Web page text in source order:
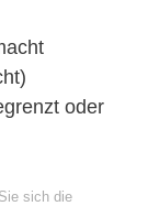
oder
sich die